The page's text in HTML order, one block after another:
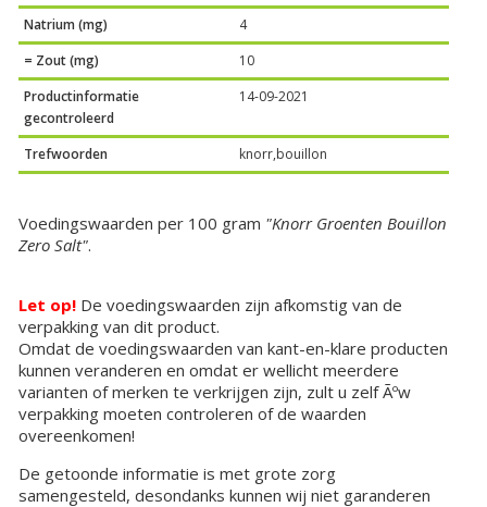
Natrium (mg)
4
= Zout (mg)
10
Productinformatie
gecontroleerd
14-09-2021
Trefwoorden knorr,bouillon
Voedingswaarden per 100 gram "Knorr Groenten Bouillon
Zero Salt".
Let op! De voedingswaarden zijn afkomstig van de
verpakking van dit product.
Omdat de voedingswaarden van kant-en-klare producten
kunnen veranderen en omdat er wellicht meerdere
varianten of merken te verkrijgen zijn, zult u zelf Ãºw
verpakking moeten controleren of de waarden
overeenkomen!
De getoonde informatie is met grote zorg
samengesteld, desondanks kunnen wij niet garanderen